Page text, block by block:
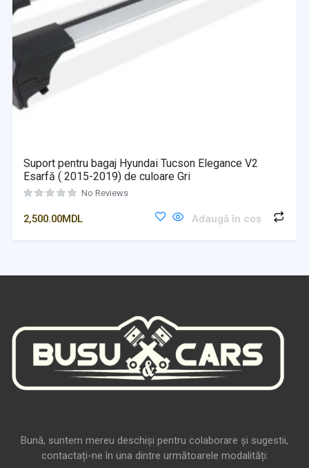
Suport pentru bagaj Hyundai Tucson Elegance V2
Esarfă ( 2015-2019) de culoare Gri
No Reviews
2,500.00MDL Adaugă în coș
Bună, suntem mereu deschiși pentru colaborare și sugestii,
contactați-ne în una dintre următoarele modalități: